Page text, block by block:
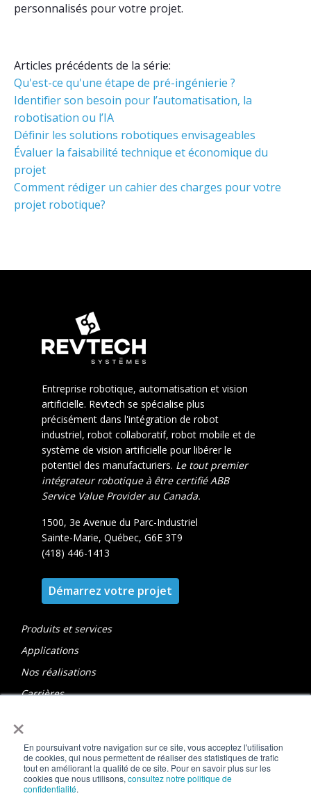
×
En poursuivant votre navigation sur ce site, vous acceptez l'utilisation
de cookies, qui nous permettent de réaliser des statistiques de trafic
tout en améliorant la qualité de ce site. Pour en savoir plus sur les
cookies que nous utilisons, consultez notre politique de
confidentialité.
personnalisés pour votre projet.
Articles précédents de la série:
Qu'est-ce qu'une étape de pré-ingénierie ?
Identifier son besoin pour l’automatisation, la
robotisation ou l’IA
Définir les solutions robotiques envisageables
Évaluer la faisabilité technique et économique du
projet
Comment rédiger un cahier des charges pour votre
projet robotique?
Entreprise robotique, automatisation et vision
artificielle. Revtech se spécialise plus
précisément dans l'intégration de robot
industriel, robot collaboratif, robot mobile et de
système de vision artificielle pour libérer le
potentiel des manufacturiers. Le tout premier
intégrateur robotique à être certifié ABB
Service Value Provider au Canada.
1500, 3e Avenue du Parc-Industriel
Sainte-Marie, Québec, G6E 3T9
(418) 446-1413
Démarrez votre projet
Produits et services
Applications
Nos réalisations
Carrières
Politique de confidentialité
Subvention Programme Essor